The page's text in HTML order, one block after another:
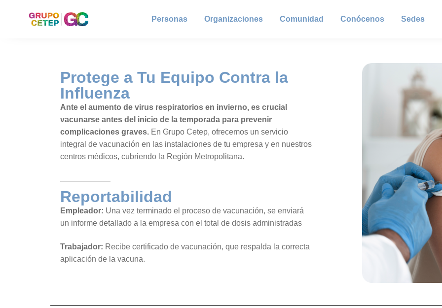
Personas Organizaciones Comunidad Conócenos Sedes
Protege a Tu Equipo Contra la
Influenza
Ante el aumento de virus respiratorios en invierno, es crucial
vacunarse antes del inicio de la temporada para prevenir
complicaciones graves. En Grupo Cetep, ofrecemos un servicio
integral de vacunación en las instalaciones de tu empresa y en nuestros
centros médicos, cubriendo la Región Metropolitana.
Reportabilidad
Empleador: Una vez terminado el proceso de vacunación, se enviará
un informe detallado a la empresa con el total de dosis administradas
Trabajador: Recibe certificado de vacunación, que respalda la correcta
aplicación de la vacuna.